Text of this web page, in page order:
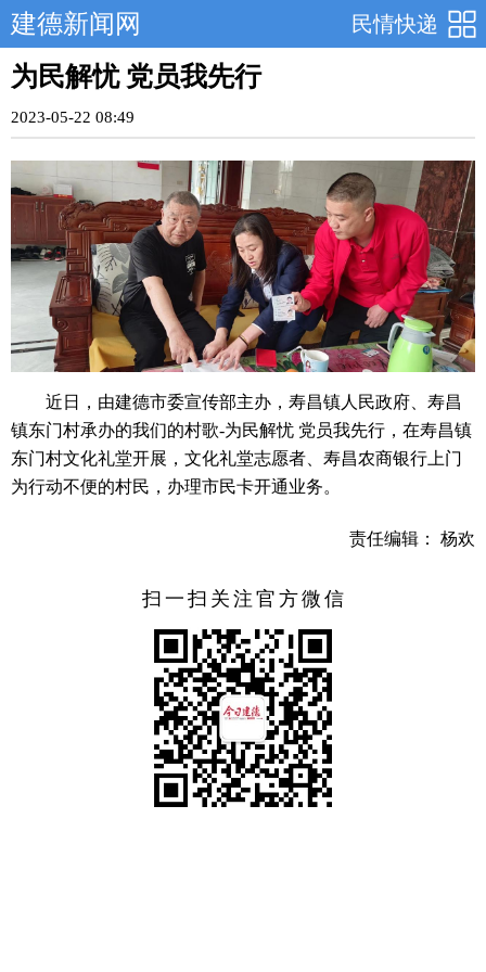
民情快递
建德新闻网
为民解忧 党员我先行
2023-05-22 08:49
近日，由建德市委宣传部主办，寿昌镇人民政府、寿昌
镇东门村承办的我们的村歌-为民解忧 党员我先行，在寿昌镇
东门村文化礼堂开展，文化礼堂志愿者、寿昌农商银行上门
为行动不便的村民，办理市民卡开通业务。
责任编辑： 杨欢
扫一扫关注官方微信